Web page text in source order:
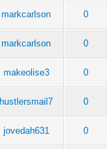
markcarlson 0
markcarlson 0
makeolise3 0
hustlersmail7 0
jovedah631 0